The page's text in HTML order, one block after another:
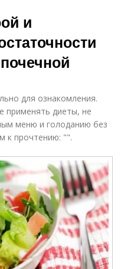
и
для ознакомления.
применять диеты, не
меню и голоданию без
к прочтению: "".